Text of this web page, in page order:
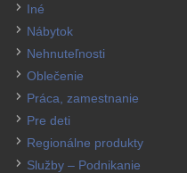
Iné
Nábytok
Nehnuteľnosti
Oblečenie
Práca, zamestnanie
Pre deti
Regionálne produkty
Služby – Podnikanie